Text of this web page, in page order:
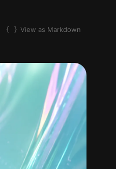
View as Markdown